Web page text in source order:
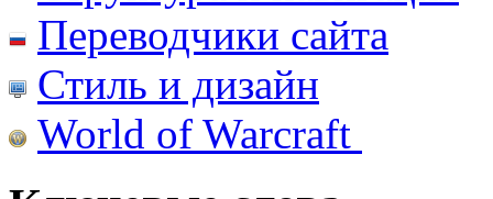
Переводчики сайта
Стиль и дизайн
World of Warcraft